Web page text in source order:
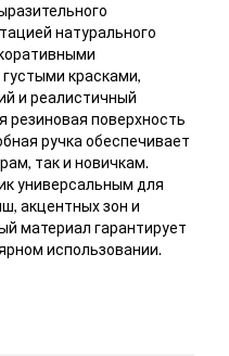
натурального
красками,
и реалистичный
резиновая поверхность
ручка обеспечивает
так и новичкам.
универсальным для
акцентных зон и
материал гарантирует
использовании.